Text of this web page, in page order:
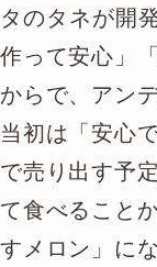
のタネが開
って安心」
らで、アン
初は「安心
売り出す予
食べること
メロン」に